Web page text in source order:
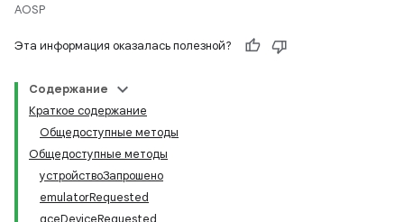
AOSP
Эта информация оказалась полезной?
Содержание
Краткое содержание
Общедоступные методы
Общедоступные методы
устройствоЗапрошено
emulatorRequested
gceDeviceRequested